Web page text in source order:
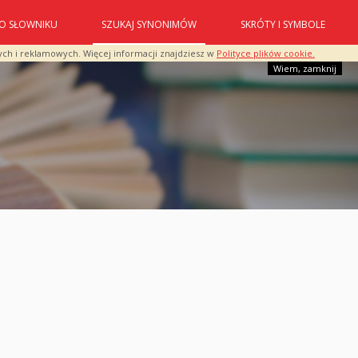
i reklamowych. Więcej informacji znajdziesz w Polityce plików cookie.
Wiem, zamknij
O SŁOWNIKU SZUKAJ SYNONIMÓW SKRÓTY I SYMBOLE